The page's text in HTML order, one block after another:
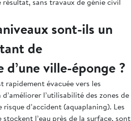
sont-ils un
de
ville-éponge ?
rapidement évacuée vers les
l’utilisabilité des zones de
d’accident (aquaplaning). Les
l’eau près de la surface, sont